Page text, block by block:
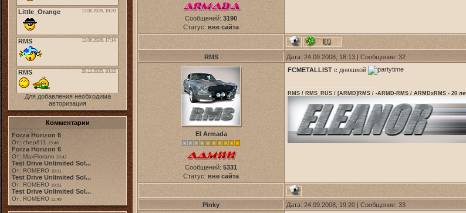
Для добавления необходима
авторизация
Комментарии
Forza Horizon 6
От: chep811 19:48
Forza Horizon 6
От: MaxFiorano 23:47
Test Drive Unlimited Sol...
От: ROMERO 18:31
Test Drive Unlimited Sol...
От: ROMERO 19:31
Test Drive Unlimited Sol...
От: ROMERO 11:49
Сообщений: 3190
Статус: вне сайта
RMS Дата: 24.09.2008, 18:13 | Сообщение: 32
El Armada
Сообщений: 5331
Статус: вне сайта
FCMETALLIST с днюшкой
RMS / RMS_RUS / [ARMD]RMS / -ARMD-RMS / ARMDxRMS - 20
Pinky Дата: 24.09.2008, 19:20 | Сообщение: 33